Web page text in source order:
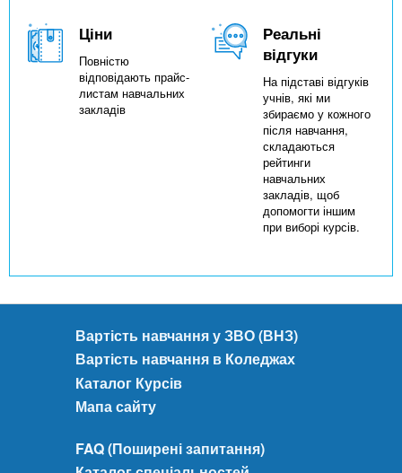
Ціни
Повністю
відповідають прайс-
листам навчальних
закладів
Реальні
відгуки
На підставі відгуків
учнів, які ми
збираємо у кожного
після навчання,
складаються
рейтинги
навчальних
закладів, щоб
допомогти іншим
при виборі курсів.
Вартість навчання у ЗВО (ВНЗ)
Вартість навчання в Коледжах
Каталог Курсів
Мапа сайту
FAQ (Поширені запитання)